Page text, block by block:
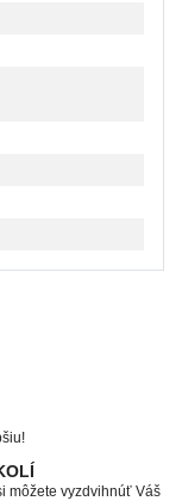
môžete vyzdvihnúť Váš